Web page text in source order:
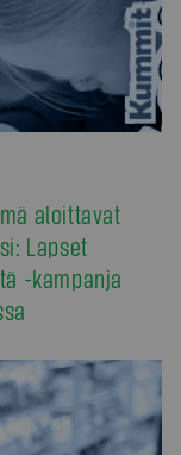
aloittavat
Lapset
-kampanja